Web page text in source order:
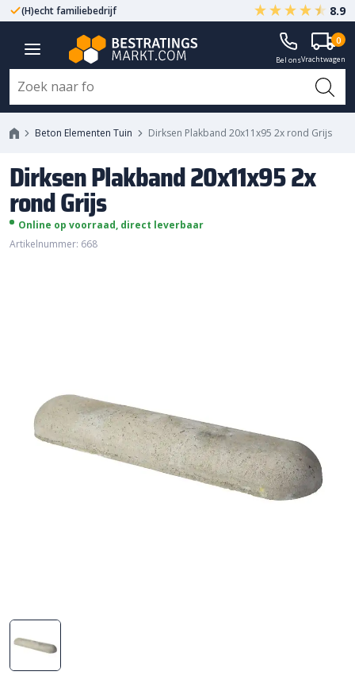
(H)echt familiebedrijf Gegarandeerd A-kwaliteit
8.9
Bel onsVrachtwagen
0
Beton Elementen Tuin Dirksen Plakband 20x11x95 2x rond Grijs
Dirksen Plakband 20x11x95 2x
rond Grijs
Online op voorraad, direct leverbaar
Artikelnummer: 668
Dirksen Plakband 20x11x95 2x
rond Grijs